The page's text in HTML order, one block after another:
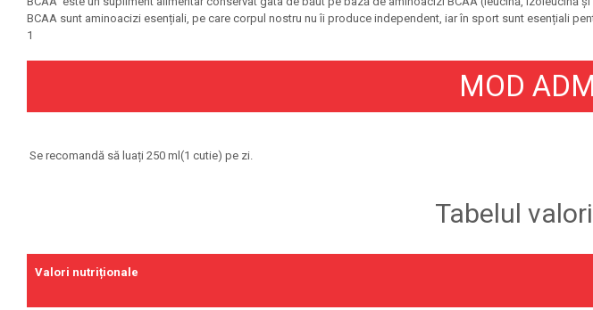
Olimp Sport Nutrition
Power System
REDCON1
BCAA sunt aminoacizi esențiali, pe care corpul nostru nu îi produce independent, iar în sport sunt esențiali
1
MOD
Se recomandă să luați 250 ml(1 cutie) pe zi.
Tabelul
Valori nutriționale